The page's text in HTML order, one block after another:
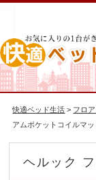
快適ベッド生活 > フロ
アムポケットコイルマ
ヘルック